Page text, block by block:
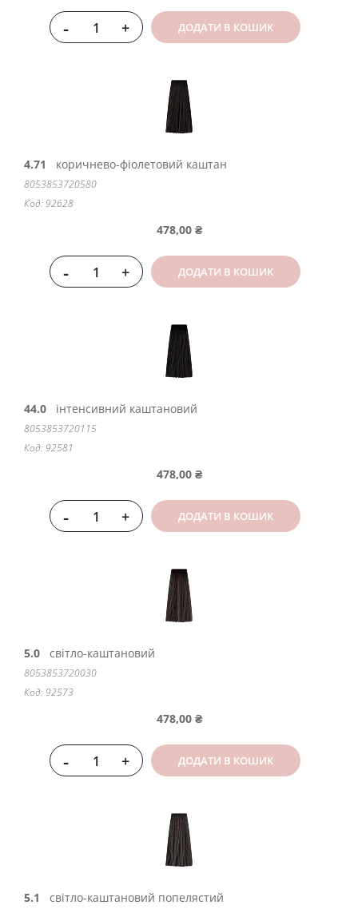
- + ДОДАТИ В КОШИК
4.71 коричнево-фіолетовий каштан
8053853720580
Код: 92628
478,00 ₴
- + ДОДАТИ В КОШИК
44.0 інтенсивний каштановий
8053853720115
Код: 92581
478,00 ₴
- + ДОДАТИ В КОШИК
5.0 світло-каштановий
8053853720030
Код: 92573
478,00 ₴
- + ДОДАТИ В КОШИК
5.1 світло-каштановий попелястий